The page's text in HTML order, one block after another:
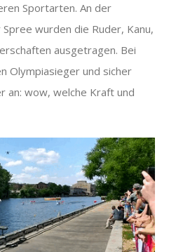
Sportarten. An der
wurden die Ruder, Kanu,
ausgetragen. Bei
Olympiasieger und sicher
an: wow, welche Kraft und